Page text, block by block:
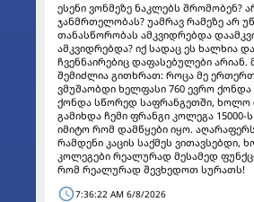
ესენი ვონმეზე ნაკლებს შრომობენ?
ჯანმრთელობას? უამრავ რამეზე არ
თანასწორობას ამკვიდრებდა
ამკვიდრებდა? იქ სადაც ეს ხალხია
ჩვენნაირებიც დაფასებულები
შემიძლია გითხრათ: როცა მე
ვმუშაობდი ხელფასი 760 ევრო ქონდა
ქონდა სწორედ საფრანგეთში, ხოლო
გამიხდა ჩემი ფრანგი კოლეგა
იმიტო რომ დამწყები იყო.
რამდენი კაცის საქმეს ვითავსებდი,
კოლეგები რეალურად მესამედ
რომ რეალურად შევხედოთ სურათს!
7:36:22 AM 6/8/2026